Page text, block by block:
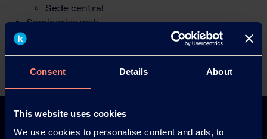
Consent Details About
This website uses cookies
We use cookies to personalise content and ads, to
Sede central
Seminarios web
Legal